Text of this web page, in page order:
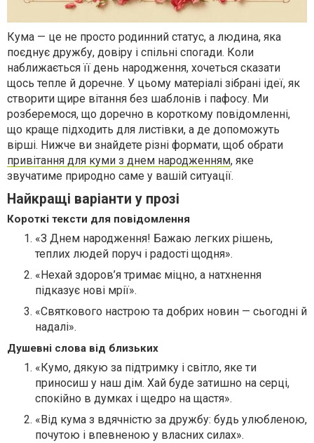
Кума — це не просто родинний статус, а людина, яка
поєднує дружбу, довіру і спільні спогади. Коли
наближається її день народження, хочеться сказати
щось тепле й доречне. У цьому матеріалі зібрані ідеї, як
створити щире вітання без шаблонів і пафосу. Ми
розберемося, що доречно в короткому повідомленні,
що краще підходить для листівки, а де допоможуть
вірші. Нижче ви знайдете різні формати, щоб обрати
привітання для куми з днем народженням, яке
звучатиме природно саме у вашій ситуації.
Найкращі варіанти у прозі
Короткі тексти для повідомлення
«З Днем народження! Бажаю легких рішень,
теплих людей поруч і радості щодня».
«Нехай здоров’я тримає міцно, а натхнення
підказує нові мрії».
«Святкового настрою та добрих новин — сьогодні й
надалі».
Душевні слова від близьких
«Кумо, дякую за підтримку і світло, яке ти
приносиш у наш дім. Хай буде затишно на серці,
спокійно в думках і щедро на щастя».
«Від кума з вдячністю за дружбу: будь улюбленою,
почутою і впевненою у власних силах».